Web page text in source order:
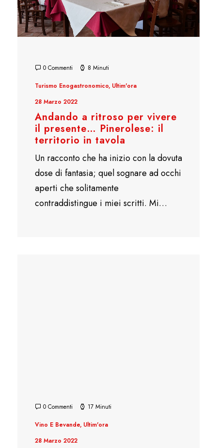
0 Commenti 8 Minuti
Turismo Enogastronomico, Ultim'ora
28 Marzo 2022
Andando a ritroso per vivere
il presente… Pinerolese: il
territorio in tavola
Un racconto che ha inizio con la dovuta
dose di fantasia; quel sognare ad occhi
aperti che solitamente
contraddistingue i miei scritti. Mi…
0 Commenti 17 Minuti
Vino E Bevande, Ultim'ora
28 Marzo 2022